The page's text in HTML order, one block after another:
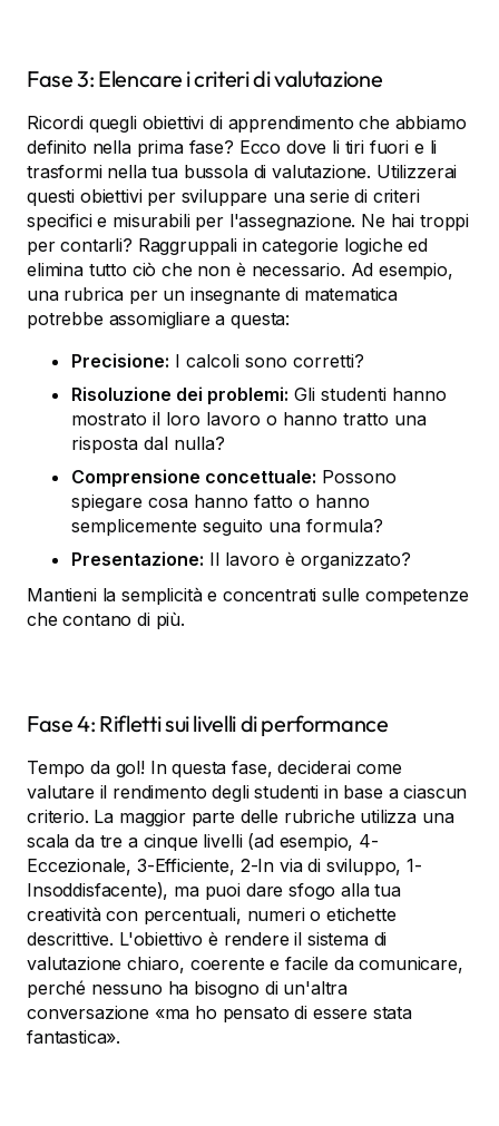
Fase 3: Elencare i criteri di valutazione
Ricordi quegli obiettivi di apprendimento che abbiamo
definito nella prima fase? Ecco dove li tiri fuori e li
trasformi nella tua bussola di valutazione. Utilizzerai
questi obiettivi per sviluppare una serie di criteri
specifici e misurabili per l'assegnazione. Ne hai troppi
per contarli? Raggruppali in categorie logiche ed
elimina tutto ciò che non è necessario. Ad esempio,
una rubrica per un insegnante di matematica
potrebbe assomigliare a questa:
Precisione: I calcoli sono corretti?
Risoluzione dei problemi: Gli studenti hanno
mostrato il loro lavoro o hanno tratto una
risposta dal nulla?
Comprensione concettuale: Possono
spiegare cosa hanno fatto o hanno
semplicemente seguito una formula?
Presentazione: Il lavoro è organizzato?
Mantieni la semplicità e concentrati sulle competenze
che contano di più.
Fase 4: Rifletti sui livelli di performance
Tempo da gol! In questa fase, deciderai come
valutare il rendimento degli studenti in base a ciascun
criterio. La maggior parte delle rubriche utilizza una
scala da tre a cinque livelli (ad esempio, 4-
Eccezionale, 3-Efficiente, 2-In via di sviluppo, 1-
Insoddisfacente), ma puoi dare sfogo alla tua
creatività con percentuali, numeri o etichette
descrittive. L'obiettivo è rendere il sistema di
valutazione chiaro, coerente e facile da comunicare,
perché nessuno ha bisogno di un'altra
conversazione «ma ho pensato di essere stata
fantastica».